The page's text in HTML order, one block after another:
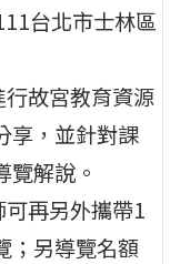
台北市士林區
故宮教育資源
享，並針對課
覽解說。
再另外攜帶1
；另導覽名額